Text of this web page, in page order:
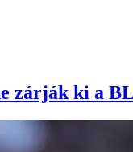
zárják ki a